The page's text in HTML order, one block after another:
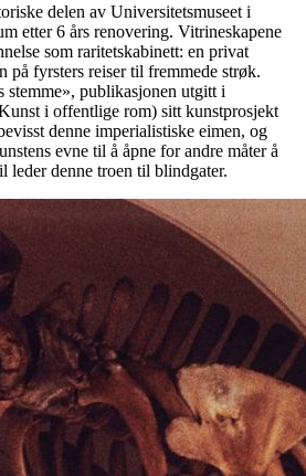
delen av Universitetsmuseet i
etter 6 års renovering. Vitrineskapene
som raritetskabinett: en privat
på fyrsters reiser til fremmede strøk.
publikasjonen utgitt i
i offentlige rom) sitt kunstprosjekt
denne imperialistiske eimen, og
evne til å åpne for andre måter å
leder denne troen til blindgater.